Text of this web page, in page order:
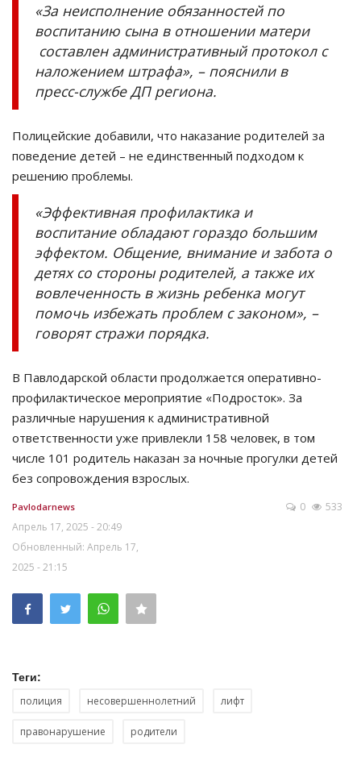
«За неисполнение обязанностей по
воспитанию сына в отношении матери
составлен административный протокол с
наложением штрафа», – пояснили в
пресс-службе ДП региона.
Полицейские добавили, что наказание родителей за
поведение детей – не единственный подходом к
решению проблемы.
«Эффективная профилактика и
воспитание обладают гораздо большим
эффектом. Общение, внимание и забота о
детях со стороны родителей, а также их
вовлеченность в жизнь ребенка могут
помочь избежать проблем с законом», –
говорят стражи порядка.
В Павлодарской области продолжается оперативно-
профилактическое мероприятие «Подросток». За
различные нарушения к административной
ответственности уже привлекли 158 человек, в том
числе 101 родитель наказан за ночные прогулки детей
без сопровождения взрослых.
Pavlodarnews
Апрель 17, 2025 - 20:49
Обновленный: Апрель 17,
2025 - 21:15
0 533
Теги:
полиция несовершеннолетний лифт
правонарушение родители